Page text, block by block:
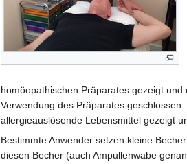
homöopathischen Präparates gezeigt
Verwendung des Präparates
allergieauslösende Lebensmittel gezeigt
Bestimmte Anwender setzen kleine
diesen Becher (auch Ampullenwabe